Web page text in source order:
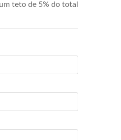
teto de 5% do total